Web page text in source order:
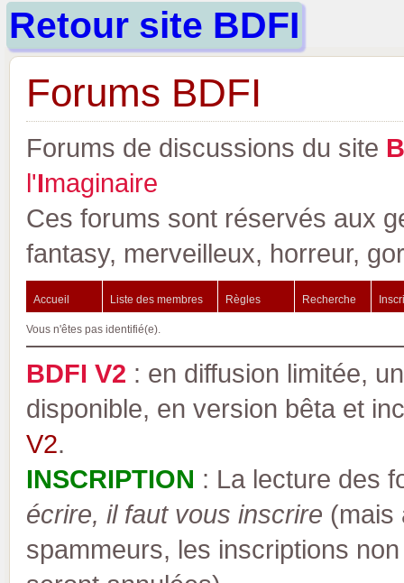
Retour site BDFI
Forums BDFI
Forums de discussions du site B
l'Imaginaire
Ces forums sont réservés aux
fantasy, merveilleux, horreur,
Accueil Liste des membres Règles Recherche
Vous n'êtes pas identifié(e).
BDFI V2 : en diffusion limitée,
disponible, en version bêta et
V2.
INSCRIPTION : La lecture des
écrire, il faut vous inscrire (mais
spammeurs, les inscriptions